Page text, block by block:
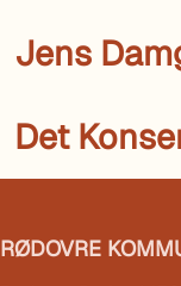
Jens
Det
RØDOVRE